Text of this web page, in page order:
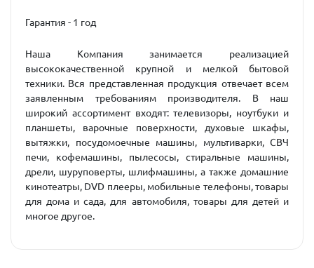
Гарантия - 1 год
Наша Компания занимается реализацией
высококачественной крупной и мелкой бытовой
техники. Вся представленная продукция отвечает всем
заявленным требованиям производителя. В наш
широкий ассортимент входят: телевизоры, ноутбуки и
планшеты, варочные поверхности, духовые шкафы,
вытяжки, посудомоечные машины, мультиварки, СВЧ
печи, кофемашины, пылесосы, стиральные машины,
дрели, шуруповерты, шлифмашины, а также домашние
кинотеатры, DVD плееры, мобильные телефоны, товары
для дома и сада, для автомобиля, товары для детей и
многое другое.